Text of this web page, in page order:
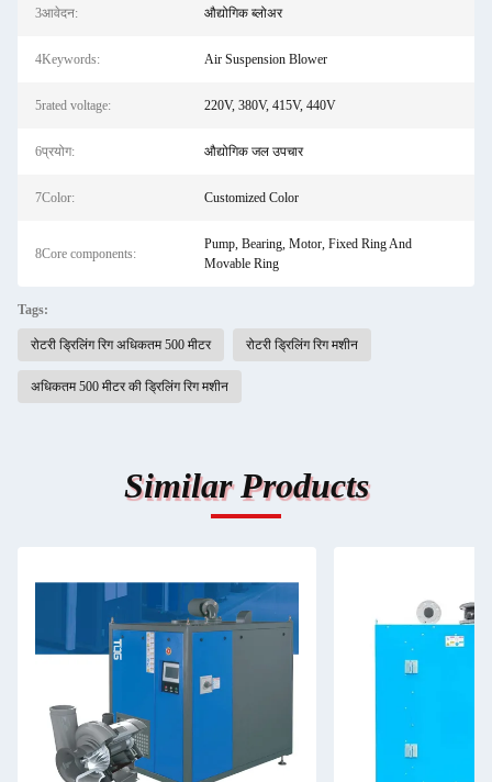
3आवेदन: औद्योगिक ब्लोअर
4Keywords: Air Suspension Blower
5rated voltage: 220V, 380V, 415V, 440V
6प्रयोग: औद्योगिक जल उपचार
7Color: Customized Color
8Core components:
Pump, Bearing, Motor, Fixed Ring And
Movable Ring
Tags:
रोटरी ड्रिलिंग रिग अधिकतम 500 मीटर रोटरी ड्रिलिंग रिग मशीन
अधिकतम 500 मीटर की ड्रिलिंग रिग मशीन
Similar Products